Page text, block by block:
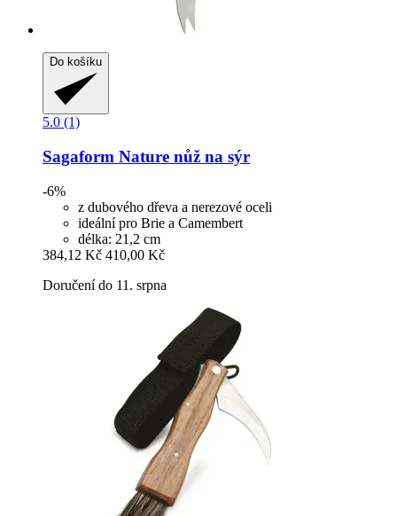
Do košíku
5.0 (1)
Sagaform Nature nůž na sýr
-6%
z dubového dřeva a nerezové oceli
ideální pro Brie a Camembert
délka: 21,2 cm
384,12 Kč 410,00 Kč
Doručení do 11. srpna